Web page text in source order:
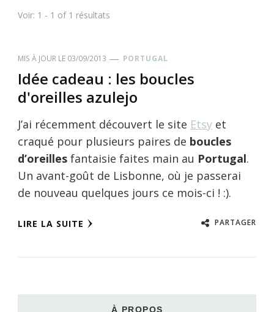
Voir: 1 - 1 of 1 résultats
MIS À JOUR LE 03/09/2013 PORTUGAL
Idée cadeau : les boucles
d'oreilles azulejo
J’ai récemment découvert le site Etsy et
craqué pour plusieurs paires de boucles
d’oreilles fantaisie faites main au Portugal.
Un avant-goût de Lisbonne, où je passerai
de nouveau quelques jours ce mois-ci ! :).
LIRE LA SUITE PARTAGER
À PROPOS